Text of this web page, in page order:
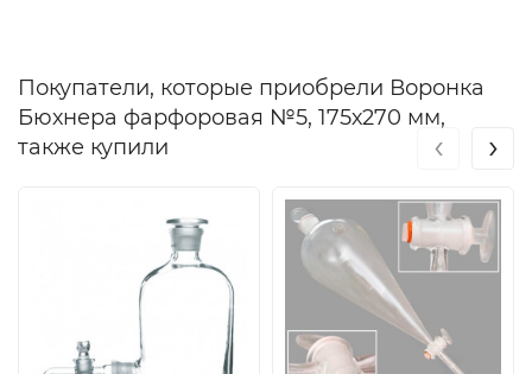
Покупатели, которые приобрели Воронка
Бюхнера фарфоровая №5, 175х270 мм,
также купили
‹ ›